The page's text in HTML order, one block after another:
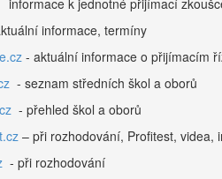
k jednotné přijímací
informace, termíny
- aktuální informace o přijímacím
- seznam středních škol a oborů
- přehled škol a oborů
– při rozhodování, Profitest, videa,
- při rozhodování